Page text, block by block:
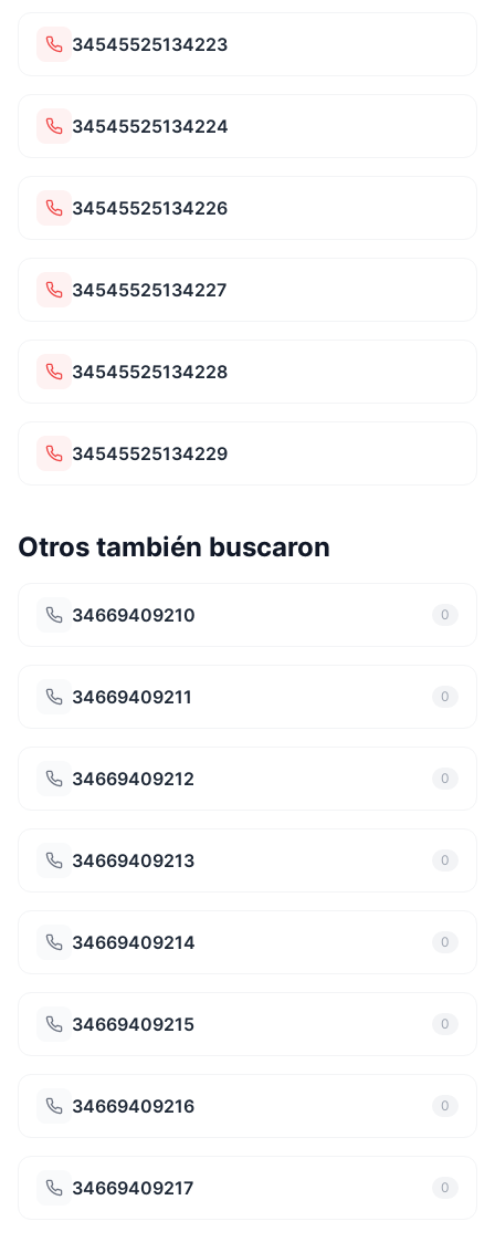
34545525134223
34545525134224
34545525134226
34545525134227
34545525134228
34545525134229
Otros también buscaron
34669409210 0
34669409211 0
34669409212 0
34669409213 0
34669409214 0
34669409215 0
34669409216 0
34669409217 0